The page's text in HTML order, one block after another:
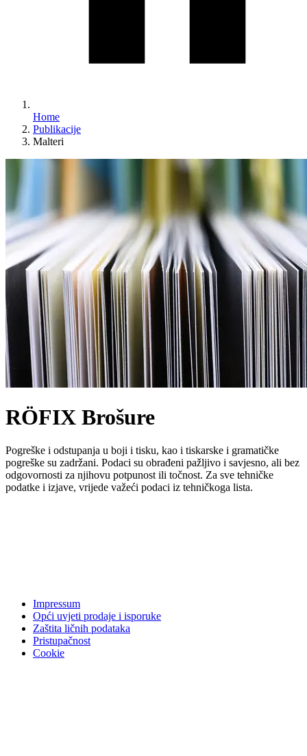
Home
Publikacije
Malteri
RÖFIX Brošure
Pogreške i odstupanja u boji i tisku, kao i tiskarske i gramatičke
pogreške su zadržani. Podaci su obrađeni pažljivo i savjesno, ali bez
odgovornosti za njihovu potpunost ili točnost. Za sve tehničke
podatke i izjave, vrijede važeći podaci iz tehničkoga lista.
Impressum
Opći uvjeti prodaje i isporuke
Zaštita ličnih podataka
Pristupačnost
Cookie